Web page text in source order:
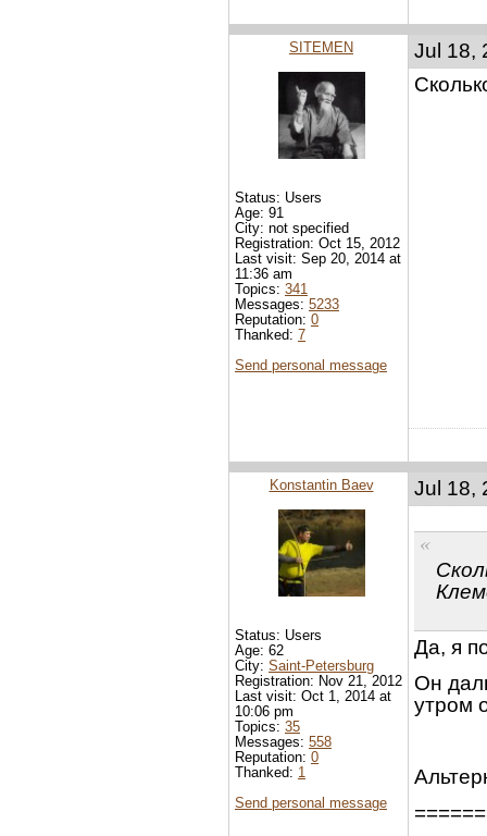
Jul 18,
SITEMEN
Status: Users
Age: 91
City: not specified
Registration: Oct 15, 2012
Last visit: Sep 20, 2014 at
11:36 am
Topics: 341
Messages: 5233
Reputation: 0
Thanked: 7
Send personal message
Jul 18,
Да, я
Он
утром
Konstantin Baev
Status: Users
Age: 62
City: Saint-Petersburg
Registration: Nov 21, 2012
Last visit: Oct 1, 2014 at
10:06 pm
Topics: 35
Messages: 558
Reputation: 0
Thanked: 1
Send personal message